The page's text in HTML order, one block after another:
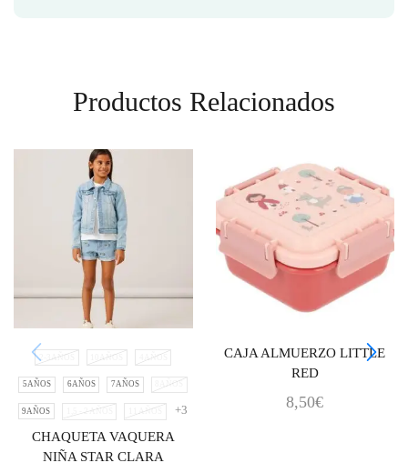
Productos Relacionados
2-3AÑOS 10AÑOS 4AÑOS
5AÑOS 6AÑOS 7AÑOS 8AÑOS
9AÑOS 1,5 - 2 AÑOS 11 AÑOS +3
CHAQUETA VAQUERA
NIÑA STAR CLARA
CAJA ALMUERZO LITTLE
RED
8,50€